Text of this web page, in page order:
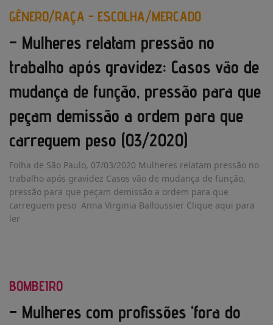
GÊNERO/RAÇA - ESCOLHA/MERCADO
– Mulheres relatam pressão no
trabalho após gravidez: Casos vão de
mudança de função, pressão para que
peçam demissão a ordem para que
carreguem peso (03/2020)
Folha de São Paulo, 07/03/2020 Mulheres relatam pressão no
trabalho após gravidez Casos vão de mudança de função,
pressão para que peçam demissão a ordem para que
carreguem peso Anna Virginia Balloussier Clique aqui para
ler
BOMBEIRO
– Mulheres com profissões ‘fora do